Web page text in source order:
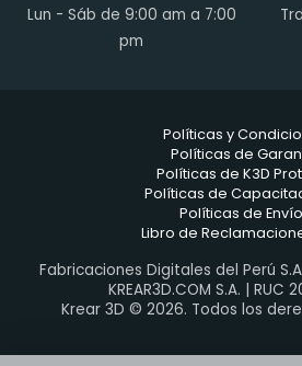
Lun - Sáb de 9:00 am a 7:00
pm
Políticas y
Políticas de
Políticas de K3D
Políticas de
Políticas de
Libro de
Fabricaciones Digitales del Perú
KREAR3D.COM S.A. | RUC
Krear 3D © 2026. Todos los